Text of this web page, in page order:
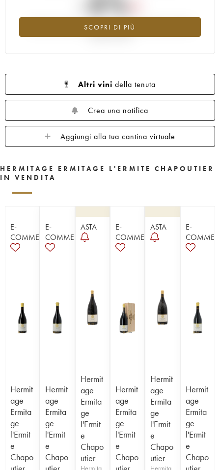
SCOPRI DI PIÙ
Tendenza al ribasso per il valore dell'annata 2005 nel 2026
Altri vini della tenuta
Crea una notifica
Aggiungi alla tua cantina virtuale
HERMITAGE ERMITAGE L'ERMITE CHAPOUTIER
IN VENDITA
E-
COMMERCE
Hermit
age
Ermita
ge
l'Ermit
e
Chapo
E-
COMMERCE
Hermit
age
Ermita
ge
l'Ermit
e
Chapo
ASTA
Hermit
age
Ermita
ge
l'Ermit
e
Chapo
utier
Hermita
E-
COMMERCE
Hermit
age
Ermita
ge
l'Ermit
e
Chapo
ASTA
Hermit
age
Ermita
ge
l'Ermit
e
Chapo
utier
Hermita
E-
Hermit
age
Ermita
ge
l'Ermit
e
Chapo